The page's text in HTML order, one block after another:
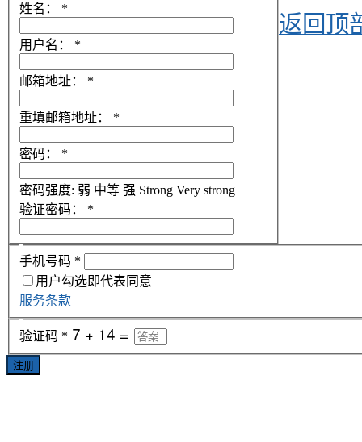
返回顶
姓名： *
用户名： *
邮箱地址： *
重填邮箱地址： *
密码： *
密码强度: 弱 中等 强 Strong Very strong
验证密码：
*
手机号码 *
用户勾选即代表同意
服务条款
验证码 *
注册